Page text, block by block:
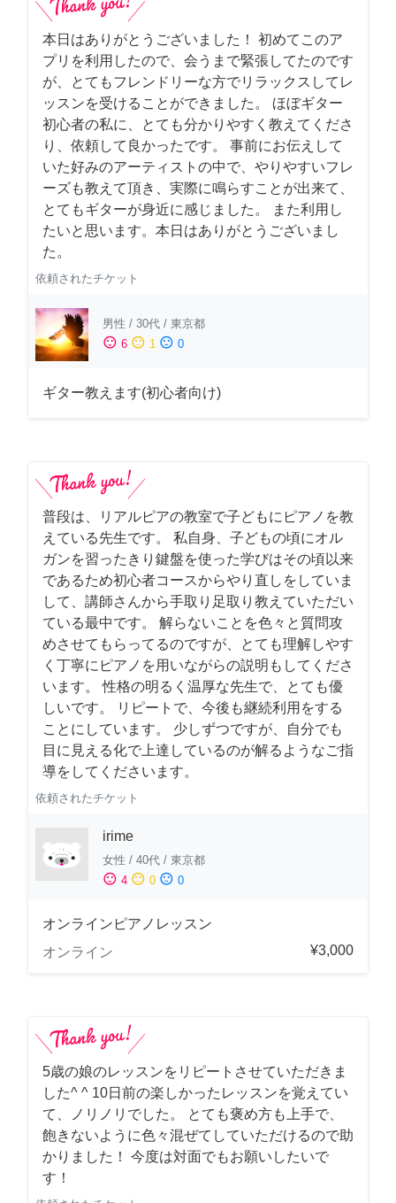
本日はありがとうございました！ 初めてこのア
プリを利用したので、会うまで緊張してたのです
が、とてもフレンドリーな方でリラックスしてレ
ッスンを受けることができました。 ほぼギター
初心者の私に、とても分かりやすく教えてくださ
り、依頼して良かったです。 事前にお伝えして
いた好みのアーティストの中で、やりやすいフレ
ーズも教えて頂き、実際に鳴らすことが出来て、
とてもギターが身近に感じました。 また利用し
たいと思います。本日はありがとうございまし
た。
依頼されたチケット
男性 / 30代 / 東京都
sentiment_satisfied 6 sentiment_neutral 1 sentiment_dissatisfied 0
ギター教えます(初心者向け)
普段は、リアルピアの教室で子どもにピアノを教
えている先生です。 私自身、子どもの頃にオル
ガンを習ったきり鍵盤を使った学びはその頃以来
であるため初心者コースからやり直しをしていま
して、講師さんから手取り足取り教えていただい
ている最中です。 解らないことを色々と質問攻
めさせてもらってるのですが、とても理解しやす
く丁寧にピアノを用いながらの説明もしてくださ
います。 性格の明るく温厚な先生で、とても優
しいです。 リピートで、今後も継続利用をする
ことにしています。 少しずつですが、自分でも
目に見える化で上達しているのが解るようなご指
導をしてくださいます。
依頼されたチケット
irime
女性 / 40代 / 東京都
sentiment_satisfied 4 sentiment_neutral 0 sentiment_dissatisfied 0
オンラインピアノレッスン
オンライン
¥3,000
5歳の娘のレッスンをリピートさせていただきま
した^ ^ 10日前の楽しかったレッスンを覚えてい
て、ノリノリでした。 とても褒め方も上手で、
飽きないように色々混ぜてしていただけるので助
かりました！ 今度は対面でもお願いしたいで
す！